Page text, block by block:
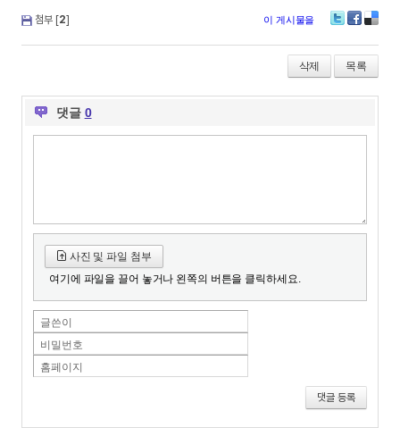
첨부 [2] 이 게시물을
삭제 목록
댓글 0
사진 및 파일 첨부
여기에 파일을 끌어 놓거나 왼쪽의 버튼을 클릭하세요.
글쓴이
비밀번호
홈페이지
댓글 등록